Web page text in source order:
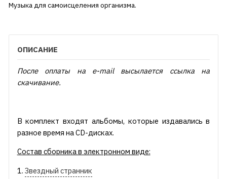
Музыка для самоисцеления организма.
ОПИСАНИЕ
После оплаты на e-mail высылается ссылка на
скачивание.
В комплект входят альбомы, которые издавались в
разное время на CD-дисках.
Состав сборника в электронном виде:
1. Звездный странник